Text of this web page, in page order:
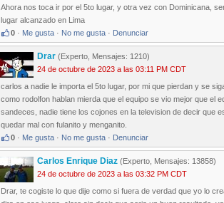
Ahora nos toca ir por el 5to lugar, y otra vez con Dominicana,
lugar alcanzado en Lima
0 · Me gusta · No me gusta · Denunciar
Drar (Experto, Mensajes: 1210)
24 de octubre de 2023 a las 03:11 PM CDT
carlos a nadie le importa el 5to lugar, por mi que pierdan y se
como rodolfon hablan mierda que el equipo se vio mejor que el
sandeces, nadie tiene los cojones en la television de decir que
quedar mal con fulanito y menganito.
0 · Me gusta · No me gusta · Denunciar
Carlos Enrique Diaz (Experto, Mensajes: 13858)
24 de octubre de 2023 a las 03:32 PM CDT
Drar, te cogiste lo que dije como si fuera de verdad que yo lo